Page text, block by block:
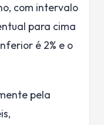
com intervalo
para cima
é 2% e o
pela